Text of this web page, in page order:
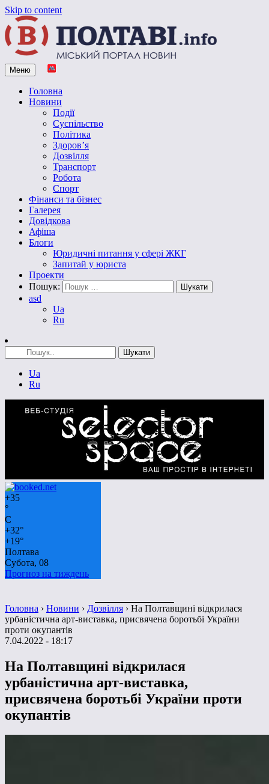
Skip to content
Vpoltave.info
Полтавський портал новин
Меню
Головна
Новини
Події
Суспільство
Політика
Здоров’я
Дозвілля
Транспорт
Робота
Спорт
Фінанси та бізнес
Галерея
Довідкова
Афіша
Блоги
Юридичні питання у сфері ЖКГ
Запитай у юриста
Проекти
Пошук:
asd
Ua
Ru
Ua
Ru
+35
°
C
+32°
+19°
Полтава
Субота, 08
Прогноз на тиждень
Головна › Новини › Дозвілля › На Полтавщині відкрилася
урбаністична арт-виставка, присвячена боротьбі України
проти окупантів
7.04.2022 - 18:17
На Полтавщині відкрилася
урбаністична арт-виставка,
присвячена боротьбі України проти
окупантів